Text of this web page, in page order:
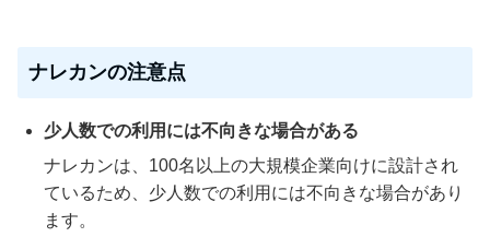
ナレカンの注意点
少人数での利用には不向きな場合がある
ナレカンは、100名以上の大規模企業向けに設計され
ているため、少人数での利用には不向きな場合があり
ます。